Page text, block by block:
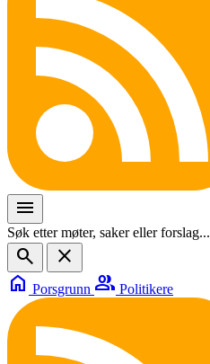
menu
Søk etter møter, saker eller forslag...
search
close
home Porsgrunn group Politikere